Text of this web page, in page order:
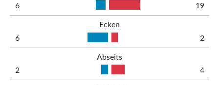
6
19
Ecken
6
2
Abseits
2
4